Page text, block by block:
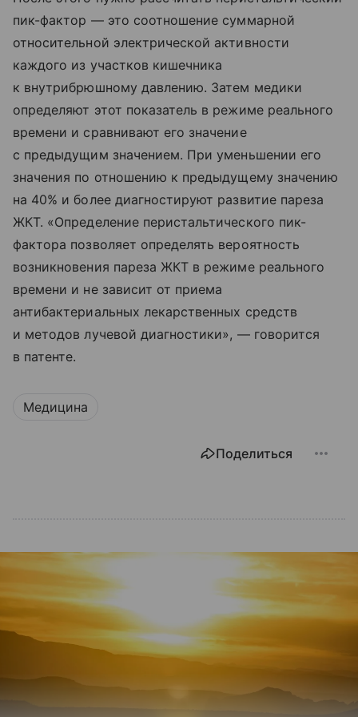
пик-фактор — это соотношение суммарной
относительной электрической активности
каждого из участков кишечника
к внутрибрюшному давлению. Затем медики
определяют этот показатель в режиме реального
времени и сравнивают его значение
с предыдущим значением. При уменьшении его
значения по отношению к предыдущему значению
на 40% и более диагностируют развитие пареза
ЖКТ. «Определение перистальтического пик-
фактора позволяет определять вероятность
возникновения пареза ЖКТ в режиме реального
времени и не зависит от приема
антибактериальных лекарственных средств
и методов лучевой диагностики», — говорится
в патенте.
Медицина
Поделиться